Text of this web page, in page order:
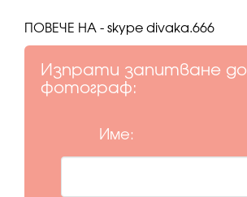
ПОВЕЧЕ НА - skype divaka.666
Изпрати запитване
фотограф:
Име: